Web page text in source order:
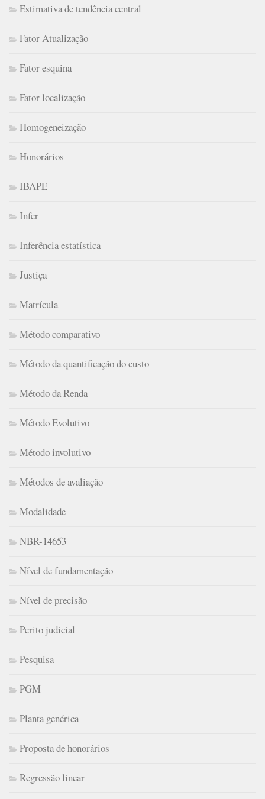
Estimativa de tendência central
Fator Atualização
Fator esquina
Fator localização
Homogeneização
Honorários
IBAPE
Infer
Inferência estatística
Justiça
Matrícula
Método comparativo
Método da quantificação do custo
Método da Renda
Método Evolutivo
Método involutivo
Métodos de avaliação
Modalidade
NBR-14653
Nível de fundamentação
Nível de precisão
Perito judicial
Pesquisa
PGM
Planta genérica
Proposta de honorários
Regressão linear